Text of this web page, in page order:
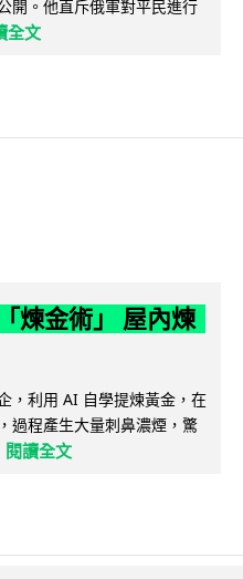
開。他直斥俄軍對平民進行
全文
煉金術」 屋內煉
，利用 AI 自學提煉黃金，在
過程產生大量刺鼻濃煙，驚
閱讀全文